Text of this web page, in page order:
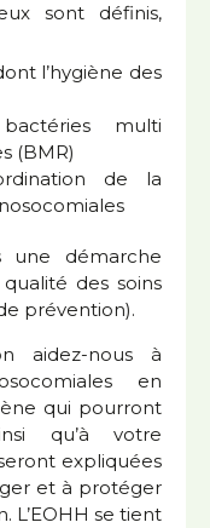
sont définis,
l’hygiène des
multi
(BMR)
de la
une démarche
des soins
prévention).
aidez-nous à
en
qui pourront
qu’à votre
expliquées
et à protéger
L’EOHH se tient